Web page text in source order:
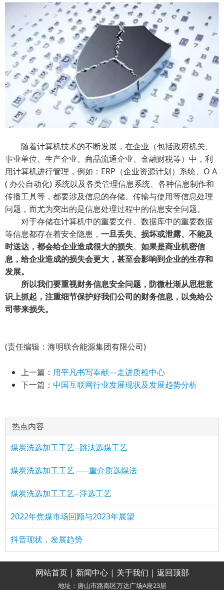
随着计算机技术的不断发展，在企业（包括政府机关、
事业单位、生产企业、商品流通企业、金融财税等）中，利
用计算机进行管理，例如：ERP（企业资源计划）系统、O A
( 办公自动化) 系统以及各类管理信息系统、各种信息制作和
传播工具等，都要涉及信息的存储、传输与使用等信息处理
问题，而尤为突出的是信息处理过程中的信息安全问题。
对于存储在计算机中的重要文件、数据库中的重要数据
等信息都存在着安全隐患， 一旦丢失、损坏或泄露、不能及
时送达，都会给企业造成很大的损失。 如果是商业机密信
息，给企业造成的损失会更大，甚至会影响到企业的生存和
发展。
所以我们要重视财务信息安全问题，防微杜渐从思想意
识上抓起，注重细节保护好我们公司的财务信息，以免给公
司带来损失。
(责任编辑：海明联合能源集团有限公司)
上一篇： 用平凡书写奉献—走进质检中心
下一篇： 中国互联网行业发展现状及发展趋势分析
热点内容
煤炭洗选加工工艺--跳汰选煤工艺
煤炭洗选加工工艺 -----重介质选煤法
煤炭洗选加工工艺--浮选工艺
2022年焦煤市场回顾与2023年展望
抖音现状，发展趋势
网站首页| 新闻中心| 关于我们 | 返回顶部
地址：唐山市路南区万达广场A座23层